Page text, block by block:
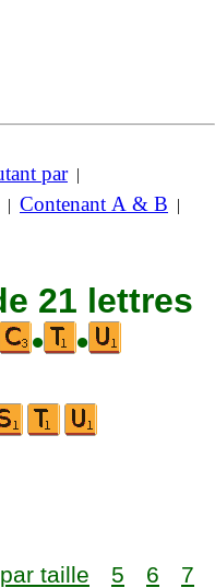
par|
| Contenant A & B |
21 lettres
• •
taille 5 6
7